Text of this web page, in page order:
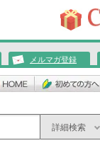
メルマガ登録
詳細検索